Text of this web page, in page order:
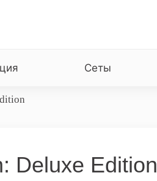
Сеты
Deluxe Edition